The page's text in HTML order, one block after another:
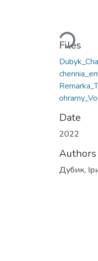
Loading...
Files
Date
2022
Authors
Дубик,